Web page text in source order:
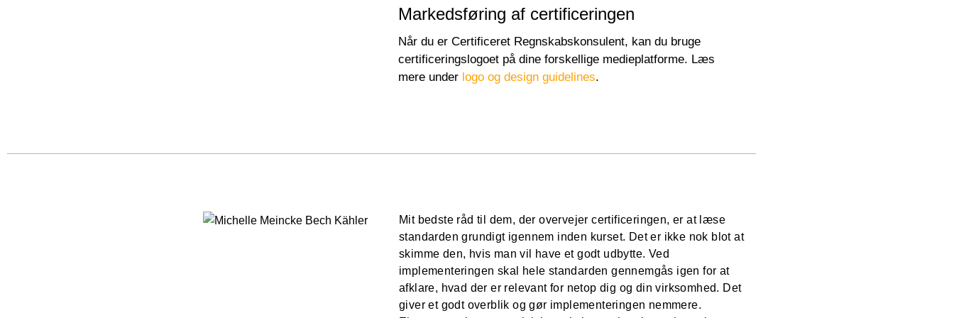
Markedsføring af certificeringen
Når du er Certificeret Regnskabskonsulent, kan du bruge
certificeringslogoet på dine forskellige medieplatforme. Læs
mere under logo og design guidelines.
Mit bedste råd til dem, der overvejer certificeringen, er at læse
standarden grundigt igennem inden kurset. Det er ikke nok blot at
skimme den, hvis man vil have et godt udbytte. Ved
implementeringen skal hele standarden gennemgås igen for at
afklare, hvad der er relevant for netop dig og din virksomhed. Det
giver et godt overblik og gør implementeringen nemmere.